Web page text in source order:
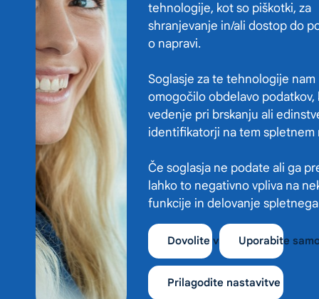
tehnologije, kot so piškotki, za
shranjevanje in/ali dostop do
o napravi.
Soglasje za te tehnologije nam
omogočilo obdelavo podatkov,
vedenje pri brskanju ali
identifikatorji na tem spletnem
Če soglasja ne podate ali ga
lahko to negativno vpliva na
funkcije in delovanje
Dovolite vse Uporabite
Prilagodite nastavitve
Zdravstveni dom Ilirska Bistrica
Gregorčičeva ulica 8
6250 Ilirska Bistrica
Prikažite pot na zemljevidu
05 711 21 00
informacije@zdib.si
Obiščite nas na Facebooku